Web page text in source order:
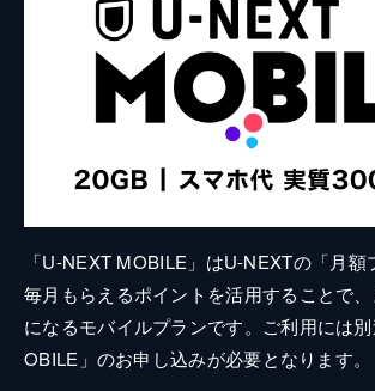
「U-NEXT MOBILE」はU-NEXTの「月
毎月もらえるポイントを活用することで
になるモバイルプランです。ご利用には
OBILE」のお申し込みが必要となります。